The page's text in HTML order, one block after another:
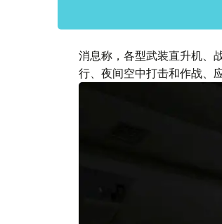
消息称，各型武装直升机、
行、夜间空中打击和作战、